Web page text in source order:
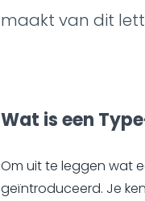
maakt van dit
Wat is een
Om uit te leggen wat
geïntroduceerd. Je